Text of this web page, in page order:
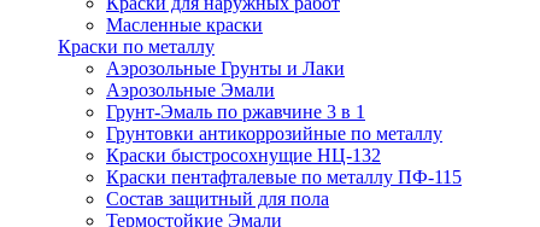
Масленные краски
Краски по металлу
Аэрозольные Грунты и Лаки
Аэрозольные Эмали
Грунт-Эмаль по ржавчине 3 в 1
Грунтовки антикоррозийные по металлу
Краски быстросохнущие НЦ-132
Краски пентафталевые по металлу ПФ-115
Состав защитный для пола
Термостойкие Эмали